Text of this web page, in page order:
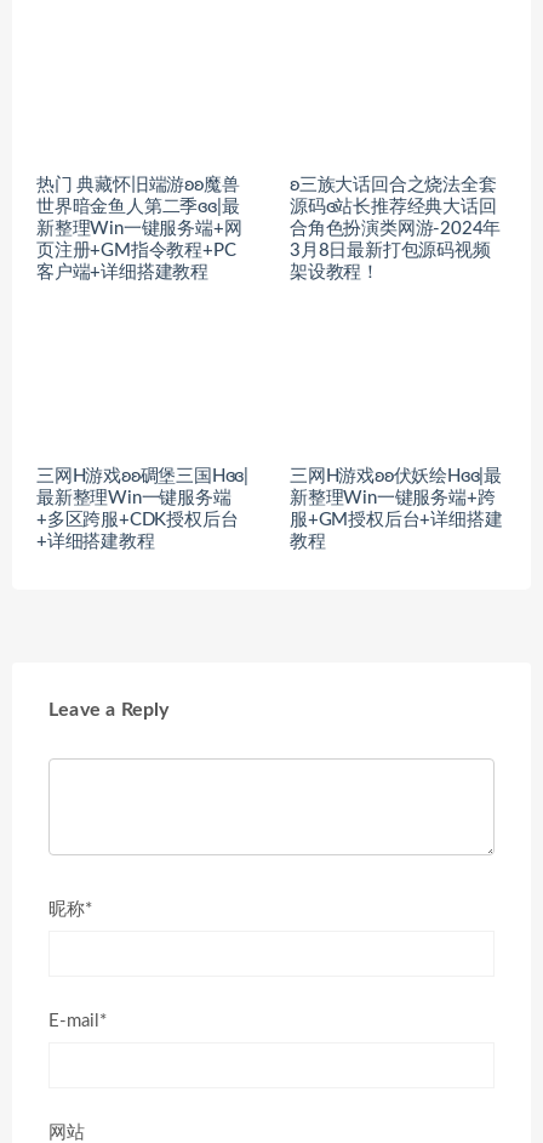
热门 典藏怀旧端游ʚʚ魔兽
世界暗金鱼人第二季ɞɞ|最
新整理Win一键服务端+网
页注册+GM指令教程+PC
客户端+详细搭建教程
ʚ三族大话回合之烧法全套
源码ɞ站长推荐经典大话回
合角色扮演类网游-2024年
3月8日最新打包源码视频
架设教程！
三网H游戏ʚʚ碉堡三国Hɞɞ|
最新整理Win一键服务端
+多区跨服+CDK授权后台
+详细搭建教程
三网H游戏ʚʚ伏妖绘Hɞɞ|最
新整理Win一键服务端+跨
服+GM授权后台+详细搭建
教程
Leave a Reply
昵称*
E-mail*
网站